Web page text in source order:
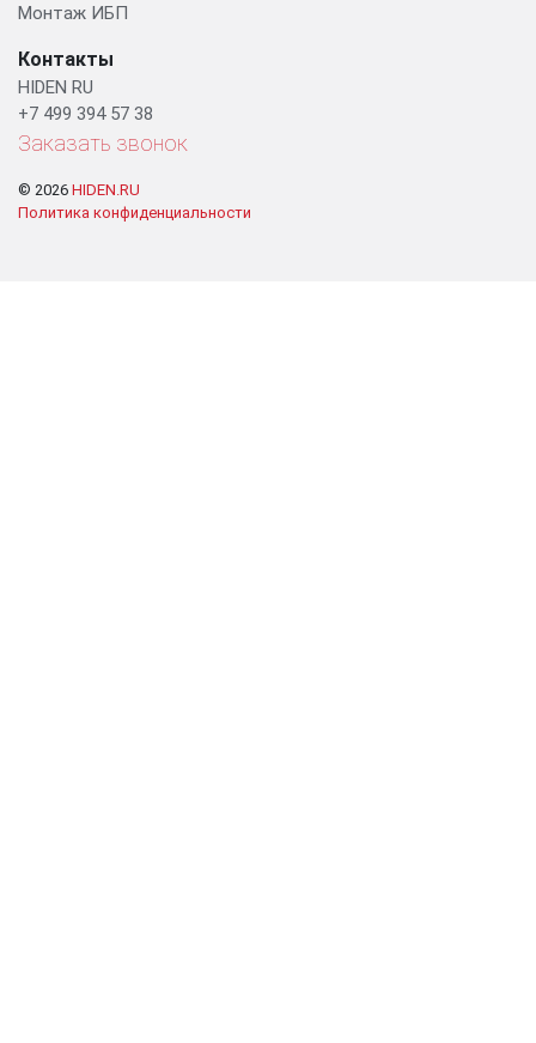
Монтаж ИБП
Контакты
HIDEN RU
+7 499 394 57 38
Заказать звонок
© 2026 HIDEN.RU
Политика конфиденциальности